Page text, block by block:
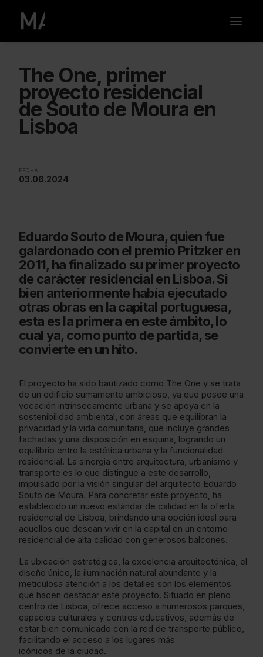
The One, primer
proyecto residencial
de Souto de Moura en
Lisboa
FECHA
03.06.2024
Eduardo Souto de Moura, quien fue
galardonado con el premio Pritzker en
2011, ha finalizado su primer proyecto
de carácter residencial en Lisboa. Si
bien anteriormente había ejecutado
otras obras en la capital portuguesa,
esta es la primera en este ámbito, lo
cual ya, como punto de partida, se
convierte en un hito.
El proyecto ha sido bautizado como The One y se trata
de un edificio sumamente ambicioso, ya que posee una
vocación intrínsecamente urbana y se apoya en la
sostenibilidad ambiental, con áreas que equilibran la
privacidad y la vida comunitaria, que incluye grandes
fachadas y una disposición en esquina, logrando un
equilibrio entre la estética urbana y la funcionalidad
residencial. La sinergia entre arquitectura, urbanismo y
transporte es lo que distingue a este desarrollo,
impulsado por la visión singular del arquitecto Eduardo
Souto de Moura. Para concretar este proyecto, ha
establecido un nuevo estándar de calidad en la oferta
residencial de Lisboa, brindando una opción ideal para
aquellos que desean vivir en la capital en un entorno
residencial de alta calidad con generosos balcones.
La ubicación estratégica, la excelencia arquitectónica, el
diseño único, la iluminación natural abundante y la
meticulosa atención a los detalles son los elementos
que hacen destacar este proyecto. Situado en pleno
centro de Lisboa, ofrece acceso a numerosos parques,
espacios culturales y centros educativos, además de
estar bien comunicado con la red de transporte público,
facilitando el acceso a los lugares más
icónicos de la ciudad.